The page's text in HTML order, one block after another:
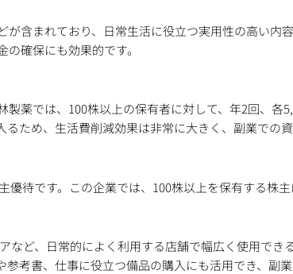
含まれており、日常生活に役立つ実用性の高い内
確保にも効果的です。
薬では、100株以上の保有者に対して、年2回、各
ため、生活費削減効果は非常に大きく、副業での資
待です。この企業では、100株以上を保有する株
など、日常的によく利用する店舗で幅広く使用でき
考書、仕事に役立つ備品の購入にも活用でき、副